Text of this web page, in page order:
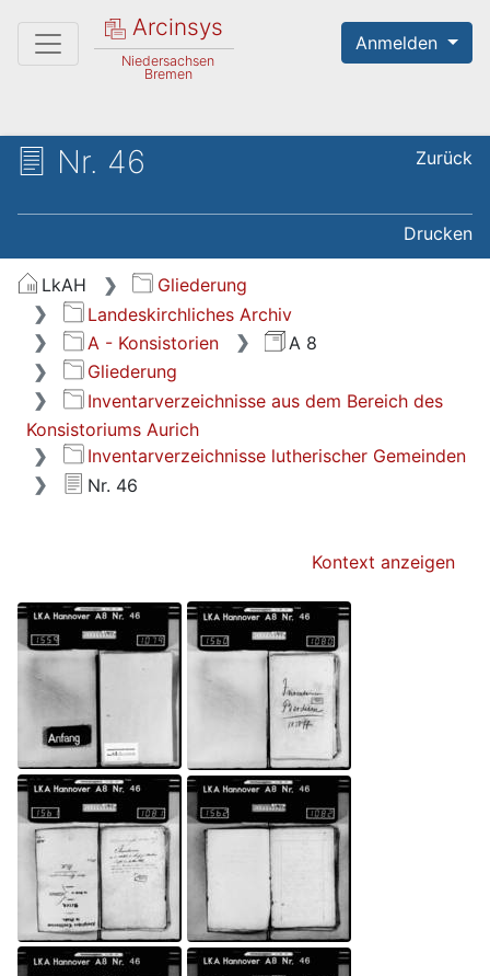
Arcinsys
Niedersachsen
Bremen
Anmelden
Nr. 46 Zurück
Drucken
LkAH
Gliederung
Landeskirchliches Archiv
A - Konsistorien
A 8
Gliederung
Inventarverzeichnisse aus dem Bereich des
Konsistoriums Aurich
Inventarverzeichnisse lutherischer Gemeinden
Nr. 46
Kontext anzeigen